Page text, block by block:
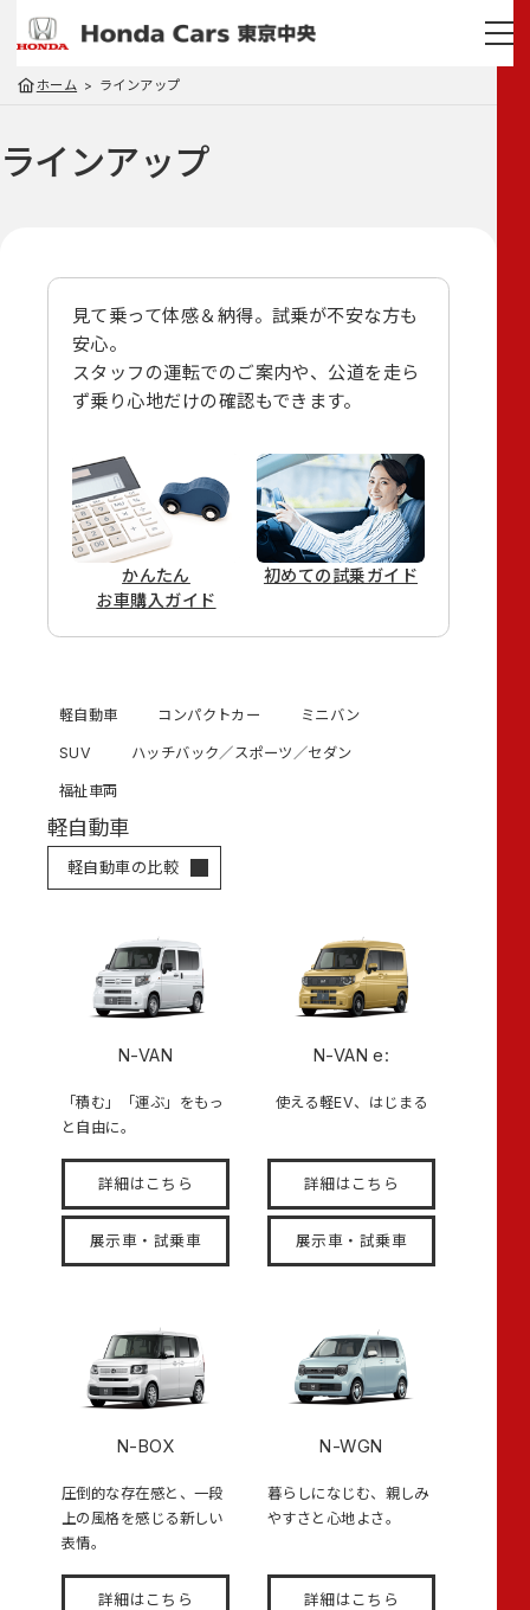
ホーム ラインアップ
ラインアップ
見て乗って体感＆納得。試乗が不安な方も
安心。
スタッフの運転でのご案内や、 公道を走ら
ず乗り心地だけの確認もできます。
かんたん
お車購入ガイド
初めての試乗ガイド
軽自動車 コンパクトカー ミニバン
SUV ハッチバック／スポーツ／セダン
福祉車両
軽自動車
軽自動車の比較
N-VAN
「積む」「運ぶ」をもっ
と自由に。
詳細はこちら
展示車・試乗車
N-VAN e:
使える軽EV、はじまる
詳細はこちら
展示車・試乗車
N-BOX
圧倒的な存在感と、一段
上の風格を感じる新しい
表情。
詳細はこちら
N-WGN
暮らしになじむ、親しみ
やすさと心地よさ。
詳細はこちら